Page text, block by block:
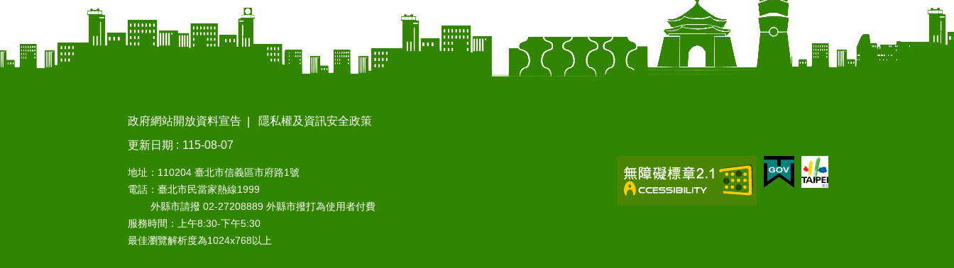
政府網站開放資料宣告
隱私權及資訊安全政策
更新日期
115-08-07
地址：110204 臺北市信義區市府路1號
電話：臺北市民當家熱線1999
外縣市請撥 02-27208889 外縣市撥打為使用者付費
服務時間：上午8:30-下午5:30
最佳瀏覽解析度為1024x768以上